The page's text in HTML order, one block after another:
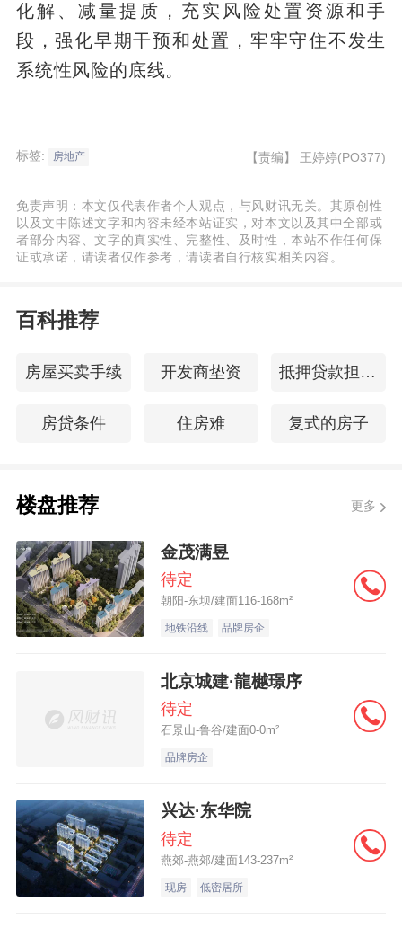
化解、减量提质，充实风险处置资源和手
段，强化早期干预和处置，牢牢守住不发生
系统性风险的底线。
标签: 房地产 【责编】 王婷婷(PO377)
免责声明：本文仅代表作者个人观点，与风财讯无关。其原创性
以及文中陈述文字和内容未经本站证实，对本文以及其中全部或
者部分内容、文字的真实性、完整性、及时性，本站不作任何保
证或承诺，请读者仅作参考，请读者自行核实相关内容。
百科推荐
房屋买卖手续 开发商垫资 抵押贷款担保人
房贷条件 住房难 复式的房子
楼盘推荐 更多
金茂满昱
待定
朝阳-东坝/建面116-168m²
地铁沿线 品牌房企
北京城建·龍樾璟序
待定
石景山-鲁谷/建面0-0m²
品牌房企
兴达·东华院
待定
燕郊-燕郊/建面143-237m²
现房 低密居所